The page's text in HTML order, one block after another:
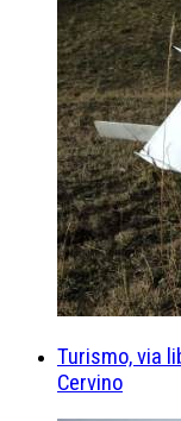
Turismo, via
Cervino